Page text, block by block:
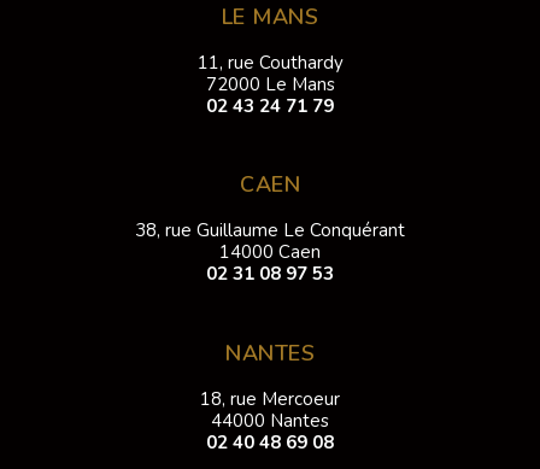
LE MANS
11, rue Couthardy
72000 Le Mans
02 43 24 71 79
CAEN
38, rue Guillaume Le Conquérant
14000 Caen
02 31 08 97 53
NANTES
18, rue Mercoeur
44000 Nantes
02 40 48 69 08